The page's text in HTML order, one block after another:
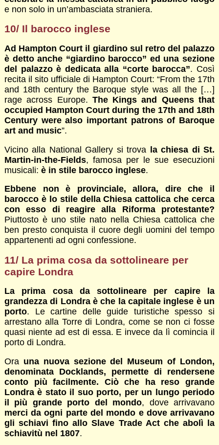
e non solo in un’ambasciata straniera.
10/ Il barocco inglese
Ad Hampton Court il giardino sul retro del palazzo
è detto anche “giardino barocco” ed una sezione
del palazzo è dedicata alla “corte barocca”. Così
recita il sito ufficiale di Hampton Court: “From the 17th
and 18th century the Baroque style was all the […]
rage across Europe. The Kings and Queens that
occupied Hampton Court during the 17th and 18th
Century were also important patrons of Baroque
art and music”.
Vicino alla National Gallery si trova la chiesa di St.
Martin-in-the-Fields, famosa per le sue esecuzioni
musicali: è in stile barocco inglese.
Ebbene non è provinciale, allora, dire che il
barocco è lo stile della Chiesa cattolica che cerca
con esso di reagire alla Riforma protestante?
Piuttosto è uno stile nato nella Chiesa cattolica che
ben presto conquista il cuore degli uomini del tempo
appartenenti ad ogni confessione.
11/ La prima cosa da sottolineare per
capire Londra
La prima cosa da sottolineare per capire la
grandezza di Londra è che la capitale inglese è un
porto. Le cartine delle guide turistiche spesso si
arrestano alla Torre di Londra, come se non ci fosse
quasi niente ad est di essa. E invece da lì comincia il
porto di Londra.
Ora una nuova sezione del Museum of London,
denominata Docklands, permette di rendersene
conto più facilmente. Ciò che ha reso grande
Londra è stato il suo porto, per un lungo periodo
il più grande porto del mondo, dove arrivavano
merci da ogni parte del mondo e dove arrivavano
gli schiavi fino allo Slave Trade Act che abolì la
schiavitù nel 1807.